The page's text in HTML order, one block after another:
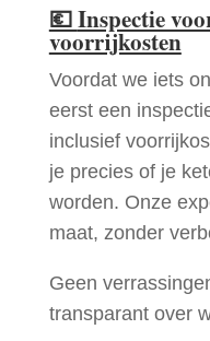
💶Inspectie
voorrijkosten
Voordat we iets
eerst een
inclusief
je precies of je
worden. Onze
maat, zonder
Geen
transparant over